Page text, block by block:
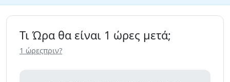
Τι Ώρα θα είναι 1 ώρες μετά;
1 ώρεςπριν?